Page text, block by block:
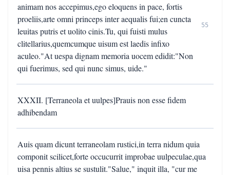
animam nos accepimus,ego eloquens in pace, fortis
proeliis,arte omni princeps inter aequalis fui;en cuncta
leuitas putris et uolito cinis.Tu, qui fuisti mulus
clitellarius,quemcumque uisum est laedis infixo
aculeo."At uespa dignam memoria uocem edidit:"Non
qui fuerimus, sed qui nunc simus, uide."
55
XXXII. [Terraneola et uulpes]Prauis non esse fidem
adhibendam
Auis quam dicunt terraneolam rustici,in terra nidum quia
componit scilicet,forte occucurrit improbae uulpeculae,qua
uisa pennis altius se sustulit."Salue," inquit illa, "cur me